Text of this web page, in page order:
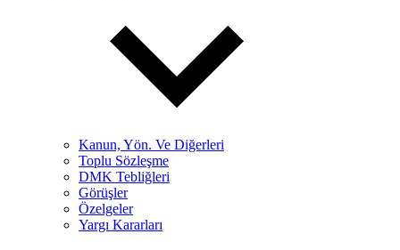
Kanun, Yön. Ve Diğerleri
Toplu Sözleşme
DMK Tebliğleri
Görüşler
Özelgeler
Yargı Kararları